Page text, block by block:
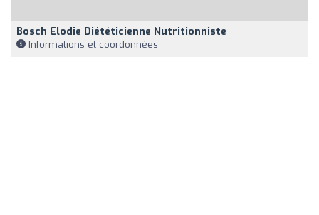
Bosch Elodie Diététicienne Nutritionniste
Informations et coordonnées